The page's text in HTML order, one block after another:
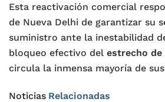
Esta reactivación comercial
de Nueva Delhi de garantizar su
suministro ante la inestabilidad
bloqueo efectivo del estrecho de
circula la inmensa mayoría de
Noticias Relacionadas